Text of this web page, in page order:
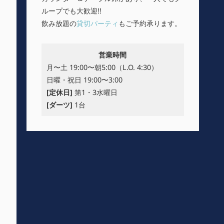
ループでも大歓迎!!
飲み放題の貸切パーティ もご予約承ります。
営業時間
月〜土 19:00〜朝5:00（L.O. 4:30）
日曜・祝日 19:00〜3:00
[定休日] 第1・3水曜日
[ダーツ] 1台